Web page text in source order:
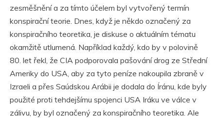
zesměšnění a za tímto účelem byl vytvořený termín
konspirační teorie. Dnes, když je někdo označený za
konspiračního teoretika, je diskuse o aktuálním tématu
okamžitě utlumená. Například každý, kdo by v polovině
80. let řekl, že CIA podporovala pašování drog ze Střední
Ameriky do USA, aby za tyto peníze nakoupila zbraně v
Izraeli a přes Saúdskou Arábii je dodala do Íránu, kde byly
použité proti tehdejšímu spojenci USA Iráku ve válce v
zálivu, by byl označený za konspiračního teoretika. Ale